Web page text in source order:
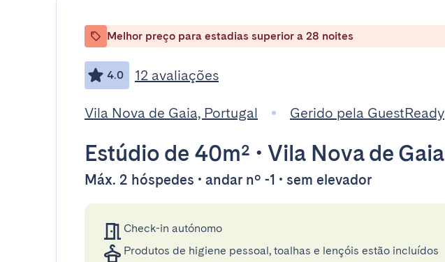
Melhor preço para estadias superior a 28 noites
4.0 12 avaliações
Vila Nova de Gaia, Portugal Gerido pela GuestReady
Estúdio de 40m² • Vila Nova de Gaia
Máx. 2 hóspedes • andar nº -1 • sem elevador
Check-in autónomo
Produtos de higiene pessoal, toalhas e lençóis estão incluídos